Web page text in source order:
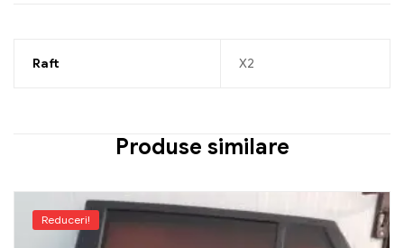
Raft X2
Produse similare
Reduceri!